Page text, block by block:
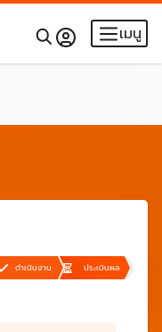
เมนู
ดำเนินงาน ประเมินผล